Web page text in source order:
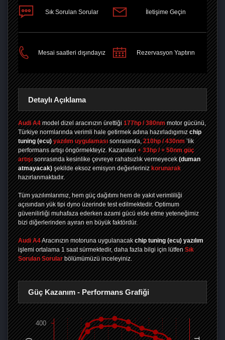
Sık Sorulan Sorular İletişime Geçin
Mesai saatleri dışındayız Rezervasyon Yaptırın
Detaylı Açıklama
Audi A4 model dizel aracınızın ürettiği 177hp / 380nm motor gücünü,
Türkiye normlarında verimli hale getirmek adına hazırladıgımız chip
tuning (ecu) yazılım uygulaması sonrasında, 210hp / 430nm ’lik
performans artışı öngörmekteyiz. Kazanılan + 33hp / + 50nm güç
artışı sonrasında kesinlike çevreye rahatsızlık vermeyecek (duman
atmayacak) şekilde eksoz emisyon değerleriniz korunarak
hazırlanmaktadır.
Tüm yazılımlarımız, hem güç dağıtımı hem de yakıt verimliliği
açısından yük tipi dyno üzerinde test edilmektedir. Optimum
güvenilirliği muhafaza ederken azami gücü elde etme yeteneğimiz
bizi diğerlerinden ayıran en büyük faktördür.
Audi A4Aracınızın motoruna uygulanacak chip tuning (ecu) yazılım
işlemi ortalama 1 saat sürmektedir, daha fazla bilgi için lütfen Sık
Sorulan Sorular bölümümüzü inceleyiniz.
Güç Kazanım - Performans Grafiği
400